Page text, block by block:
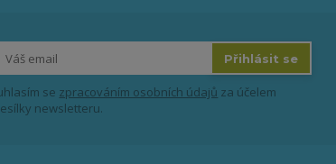
Přihlásit se
se zpracováním osobních údajů za účelem
newsletteru.